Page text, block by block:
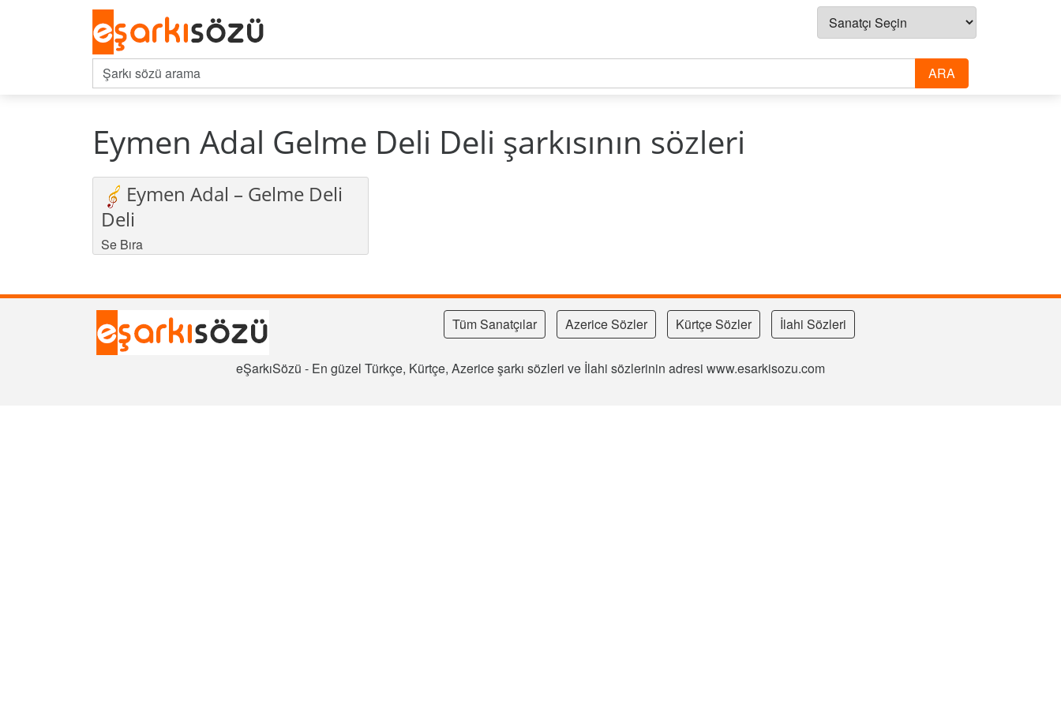
Eymen Adal Gelme Deli Deli şarkısının sözleri
Eymen Adal – Gelme Deli
Deli
Se Bıra
Tüm Sanatçılar Azerice Sözler Kürtçe Sözler İlahi Sözleri
eŞarkıSözü - En güzel Türkçe, Kürtçe, Azerice şarkı sözleri ve İlahi sözlerinin adresi www.esarkisozu.com